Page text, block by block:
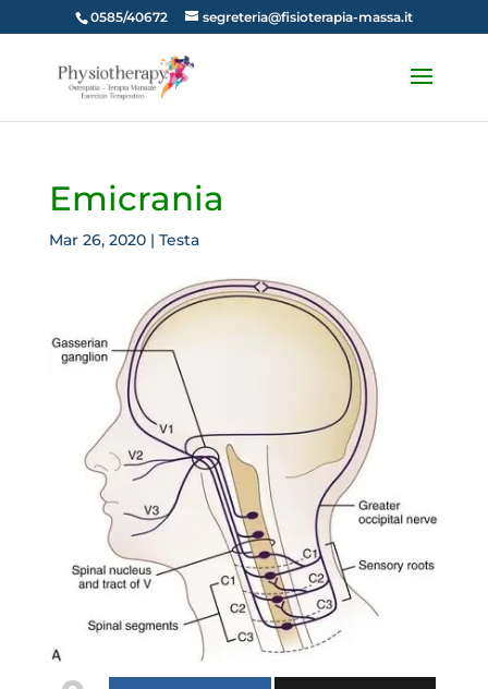
0585/40672 segreteria@fisioterapia-massa.it
Emicrania
Mar 26, 2020| Testa